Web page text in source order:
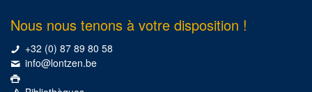
Nous nous tenons à votre disposition !
+32 (0) 87 89 80 58
info@lontzen.be